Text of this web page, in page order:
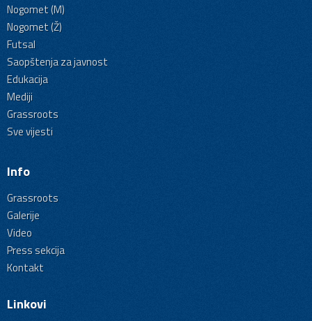
Nogomet (M)
Nogomet (Ž)
Futsal
Saopštenja za javnost
Edukacija
Mediji
Grassroots
Sve vijesti
Info
Grassroots
Galerije
Video
Press sekcija
Kontakt
Linkovi